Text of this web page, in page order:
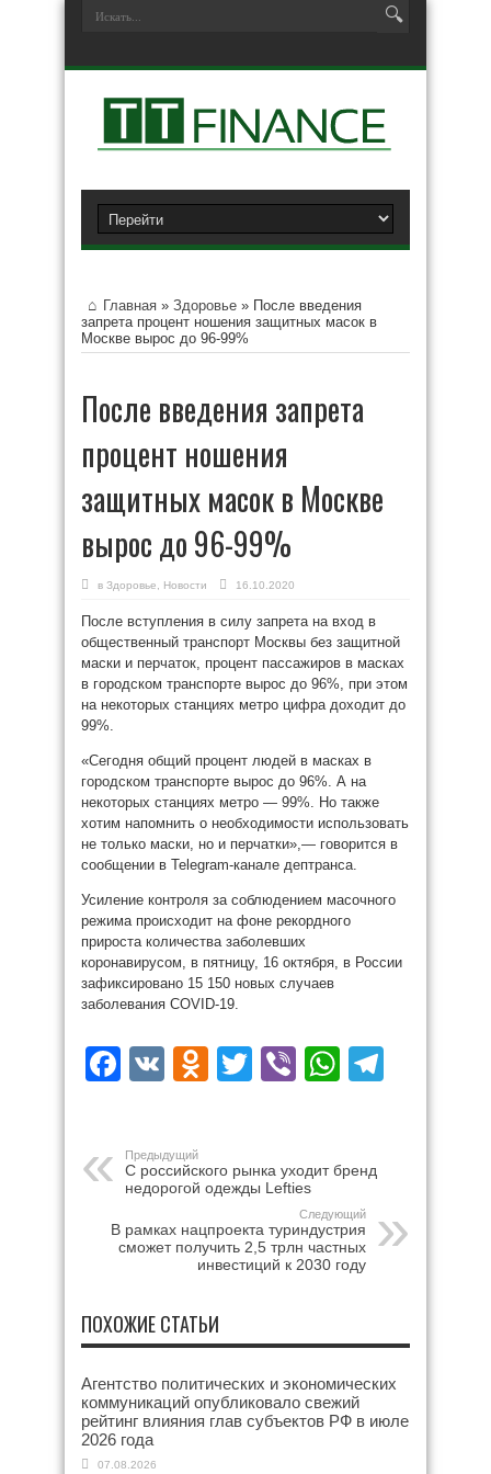
Главная » Здоровье » После введения
запрета процент ношения защитных масок в
Москве вырос до 96-99%
После введения запрета
процент ношения
защитных масок в Москве
вырос до 96-99%
в Здоровье Новости 16.10.2020
После вступления в силу запрета на вход в
общественный транспорт Москвы без защитной
маски и перчаток, процент пассажиров в масках
в городском транспорте вырос до 96%, при этом
на некоторых станциях метро цифра доходит до
99%.
«Сегодня общий процент людей в масках в
городском транспорте вырос до 96%. А на
некоторых станциях метро — 99%. Но также
хотим напомнить о необходимости использовать
не только маски, но и перчатки»,— говорится в
сообщении в Telegram-канале дептранса.
Усиление контроля за соблюдением масочного
режима происходит на фоне рекордного
прироста количества заболевших
коронавирусом, в пятницу, 16 октября, в России
зафиксировано 15 150 новых случаев
заболевания COVID-19.
Facebook
VK Odnoklassniki
Twitter
Viber
Предыдущий
С российского рынка уходит бренд
недорогой одежды Lefties
Следующий
В рамках нацпроекта туриндустрия
сможет получить 2,5 трлн частных
инвестиций к 2030 году
ПОХОЖИЕ СТАТЬИ
Агентство политических и экономических
коммуникаций опубликовало свежий
рейтинг влияния глав субъектов РФ в июле
2026 года
07.08.2026